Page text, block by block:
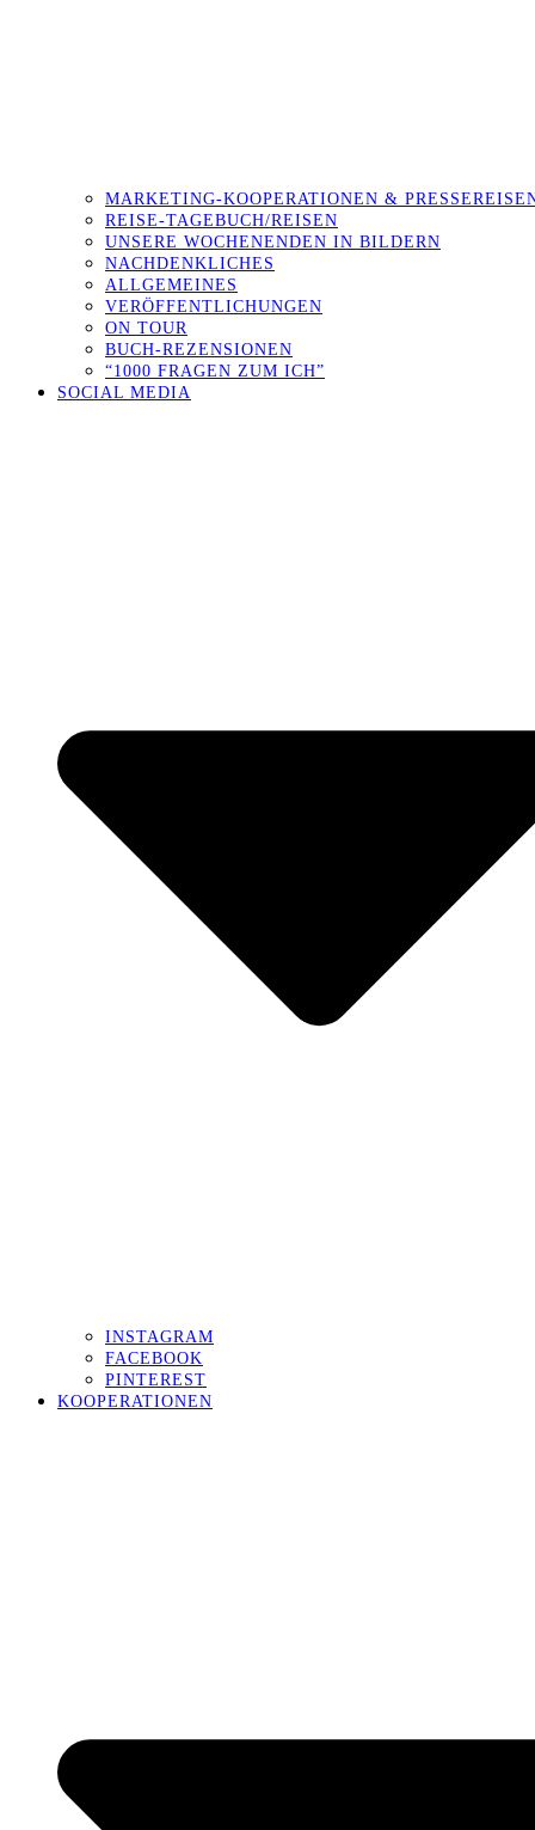
MARKETING-KOOPERATIONEN &
REISE-TAGEBUCH/REISEN
UNSERE WOCHENENDEN IN BILDERN
NACHDENKLICHES
ALLGEMEINES
VERÖFFENTLICHUNGEN
ON TOUR
BUCH-REZENSIONEN
“1000 FRAGEN ZUM ICH”
SOCIAL MEDIA
INSTAGRAM
FACEBOOK
PINTEREST
KOOPERATIONEN